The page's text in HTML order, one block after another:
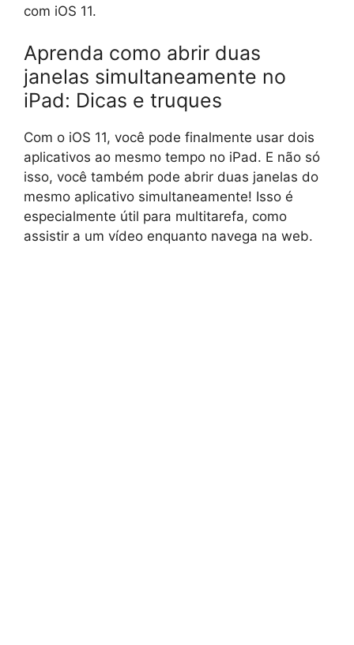
com iOS 11.
Aprenda como abrir duas
janelas simultaneamente no
iPad: Dicas e truques
Com o iOS 11, você pode finalmente usar dois
aplicativos ao mesmo tempo no iPad. E não só
isso, você também pode abrir duas janelas do
mesmo aplicativo simultaneamente! Isso é
especialmente útil para multitarefa, como
assistir a um vídeo enquanto navega na web.